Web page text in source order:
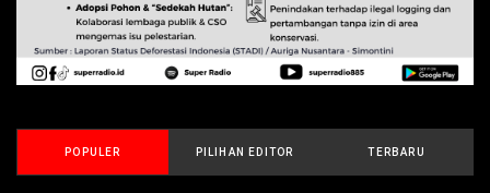
POPULER PILIHAN EDITOR TERBARU